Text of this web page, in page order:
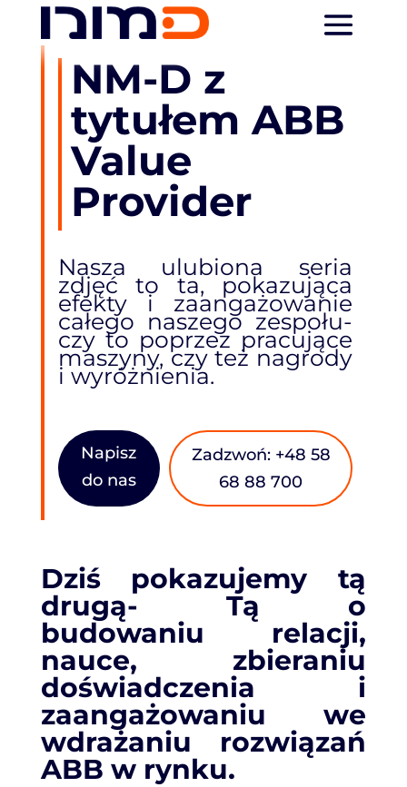
NM-D z
tytułem ABB
Value
Provider
Nasza ulubiona seria
zdjęć to ta, pokazująca
efekty i zaangażowanie
całego naszego zespołu-
czy to poprzez pracujące
maszyny, czy też nagrody
i wyróżnienia.
Napisz
do nas
Zadzwoń: +48 58
68 88 700
Dziś pokazujemy tą
drugą- Tą o
budowaniu relacji,
nauce, zbieraniu
doświadczenia i
zaangażowaniu we
wdrażaniu rozwiązań
ABB w rynku.